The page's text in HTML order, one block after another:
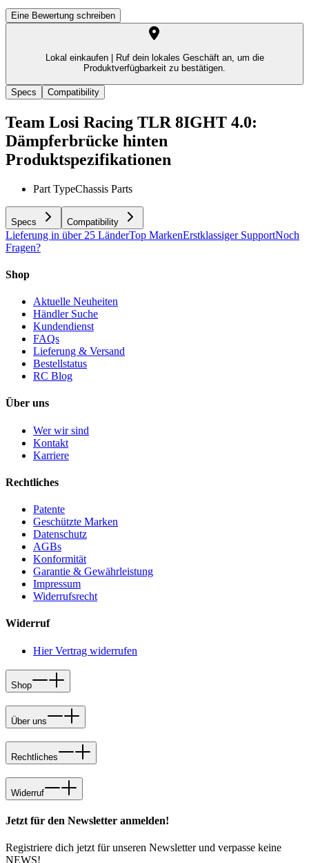
Eine Bewertung schreiben
Lokal einkaufen |
Ruf dein lokales Geschäft an, um die
Produktverfügbarkeit zu bestätigen.
Specs Compatibility
Team Losi Racing TLR 8IGHT 4.0:
Dämpferbrücke hinten
Produktspezifikationen
Part TypeChassis Parts
Specs Compatibility
Lieferung in über 25 LänderTop MarkenErstklassiger SupportNoch
Fragen?
Shop
Aktuelle Neuheiten
Händler Suche
Kundendienst
FAQs
Lieferung & Versand
Bestellstatus
RC Blog
Über uns
Wer wir sind
Kontakt
Karriere
Rechtliches
Patente
Geschützte Marken
Datenschutz
AGBs
Konformität
Garantie & Gewährleistung
Impressum
Widerrufsrecht
Widerruf
Hier Vertrag widerrufen
Shop
Über uns
Rechtliches
Widerruf
Jetzt für den Newsletter anmelden!
Registriere dich jetzt für unseren Newsletter und verpasse keine
NEWS!